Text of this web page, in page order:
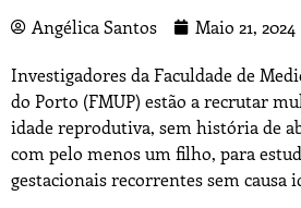
Angélica Santos Maio 21, 2024
Investigadores da Faculdade de
do Porto (FMUP) estão a recrutar
idade reprodutiva, sem história de
com pelo menos um filho, para
gestacionais recorrentes sem causa